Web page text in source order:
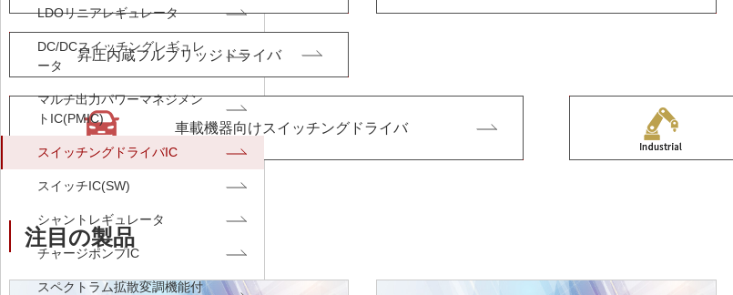
昇圧内蔵フルブリッジドライバ
車載機器向けスイッチングドライバ
注目の製品
LDOリニアレギュレータ
DC/DCスイッチングレギュレ
ータ
マルチ出力パワーマネジメン
トIC(PMIC)
スイッチングドライバIC
スイッチIC(SW)
シャントレギュレータ
チャージポンプIC
スペクトラム拡散変調機能付